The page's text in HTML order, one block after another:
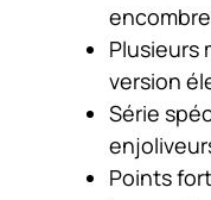
Plusieurs
version
Série
Points